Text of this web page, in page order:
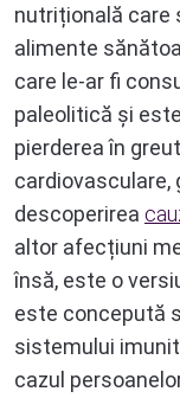
nutrițională care
alimente
care le-ar fi
paleolitică și
pierderea în
cardiovasculare,
descoperirea
altor afecțiuni
însă, este o
este concepută
sistemului
cazul